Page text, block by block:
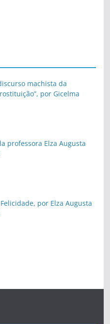
machista da
por Gicelma
professora Elza Augusta
por Elza Augusta